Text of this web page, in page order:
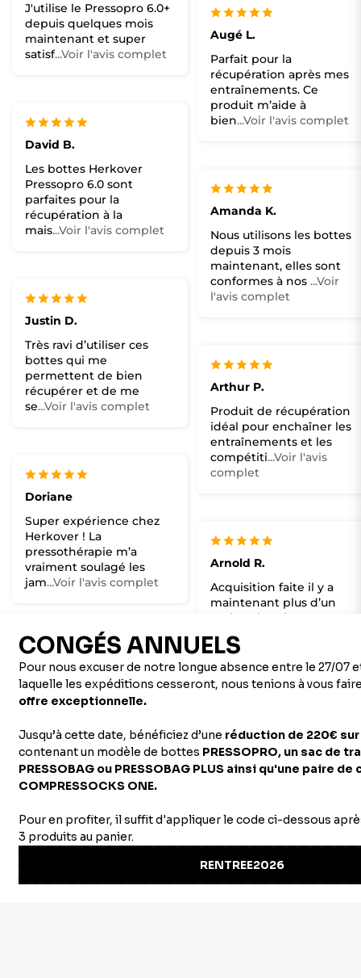
J'utilise le Pressopro 6.0+
depuis quelques mois
maintenant et super
satisf...Voir l'avis complet
Augé L.
Parfait pour la
récupération après mes
entraînements. Ce
produit m’aide à
bien...Voir l'avis complet
David B.
Les bottes Herkover
Pressopro 6.0 sont
parfaites pour la
récupération à la
mais...Voir l'avis complet
Amanda K.
Nous utilisons les bottes
depuis 3 mois
maintenant, elles sont
conformes à nos ...Voir
l'avis complet
Justin D.
Très ravi d’utiliser ces
bottes qui me
permettent de bien
récupérer et de me
se...Voir l'avis complet
Arthur P.
Produit de récupération
idéal pour enchaîner les
entraînements et les
compétiti...Voir l'avis
complet
Doriane
Super expérience chez
Herkover ! La
pressothérapie m’a
vraiment soulagé les
jam...Voir l'avis complet
Arnold R.
Acquisition faite il y a
maintenant plus d’un
mois et je suis
entièrement satis
l'avis complet
Quentin B.
Un produit indispensable
ou une compétition pour
récupére ...Voir l'avis
complet